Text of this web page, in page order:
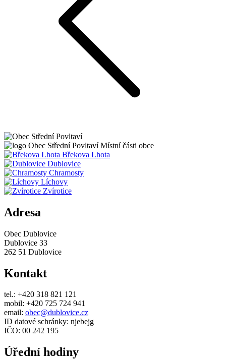
Obec Střední PovltavíMístní části obce
Břekova Lhota
Dublovice
Chramosty
Líchovy
Zvírotice
Adresa
Obec Dublovice
Dublovice 33
262 51 Dublovice
Kontakt
tel.: +420 318 821 121
mobil: +420 725 724 941
email: obec@dublovice.cz
ID datové schránky: njebejg
IČO: 00 242 195
Úřední hodiny